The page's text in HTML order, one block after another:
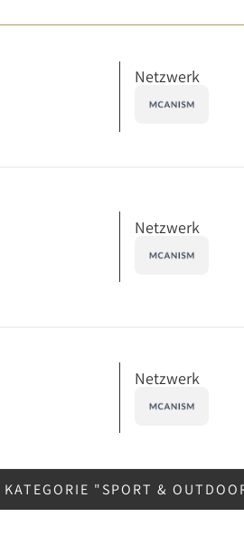
Netzwerk
Netzwerk
Netzwerk
"SPORT &